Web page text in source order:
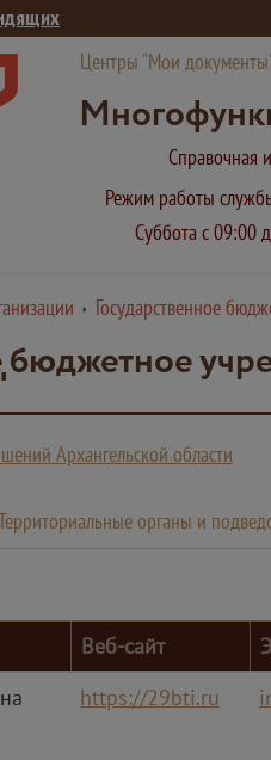
Центры "Мои
Справочная
Режим работы
Суббота с 09:00
Государственное
бюджетное
Архангельской области
органы и
Веб-сайт
https://29bti.ru